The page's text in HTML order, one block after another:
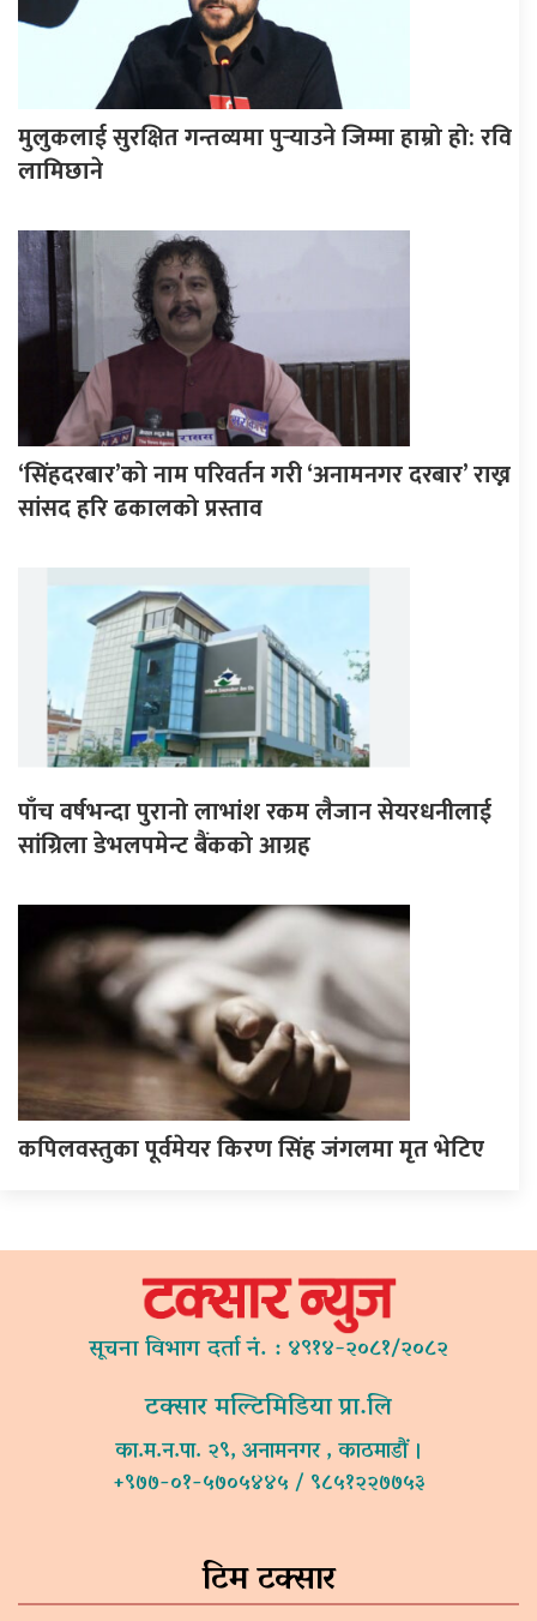
मुलुकलाई सुरक्षित गन्तव्यमा पुर्‍याउने जिम्मा हाम्रो हो: रवि
लामिछाने
‘सिंहदरबार’को नाम परिवर्तन गरी ‘अनामनगर दरबार’ राख्न
सांसद हरि ढकालको प्रस्ताव
पाँच वर्षभन्दा पुरानो लाभांश रकम लैजान सेयरधनीलाई
सांग्रिला डेभलपमेन्ट बैंकको आग्रह
कपिलवस्तुका पूर्वमेयर किरण सिंह जंगलमा मृत भेटिए
सूचना विभाग दर्ता नं. : ४९१४-२०८१/२०८२
टक्सार मल्टिमिडिया प्रा.लि
का.म.न.पा. २९, अनामनगर , काठमाडौं ।
+९७७-०१-५७०५४४५ / ९८५१२२७७५३
टिम टक्सार